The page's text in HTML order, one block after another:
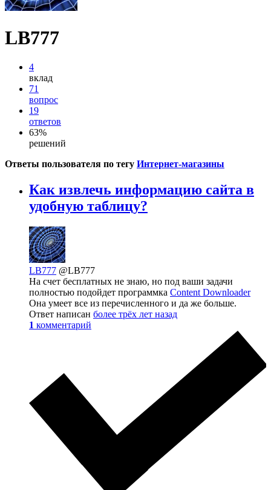
LB777
4
вклад
71
вопрос
19
ответов
63%
решений
Ответы пользователя по тегу Интернет-магазины
Как извлечь информацию сайта в
удобную таблицу?
LB777 @LB777
На счет бесплатных не знаю, но под ваши задачи
полностью подойдет программка Content Downloader
Она умеет все из перечисленного и да же больше.
Ответ написан более трёх лет назад
1 комментарий